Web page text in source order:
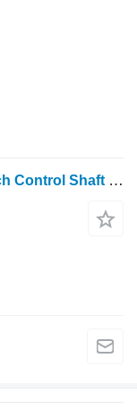
Ford 10 Series 7810, 7910, 8210 Clutch Control Shaft E7nn7503aa, 8396 E7NN7503AA для трактора колесного